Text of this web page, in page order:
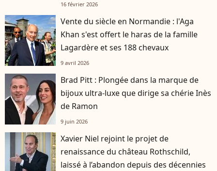
16 février 2026
Vente du siècle en Normandie : l'Aga
Khan s'est offert le haras de la famille
Lagardère et ses 188 chevaux
9 avril 2026
Brad Pitt : Plongée dans la marque de
bijoux ultra-luxe que dirige sa chérie Inès
de Ramon
9 juin 2026
Xavier Niel rejoint le projet de
renaissance du château Rothschild,
laissé à l’abandon depuis des décennies